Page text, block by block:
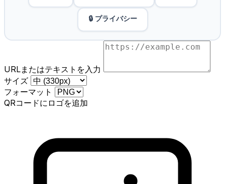
🔒 プライバシー
URLまたはテキストを入力
サイズ
フォーマット
QRコードにロゴを追加